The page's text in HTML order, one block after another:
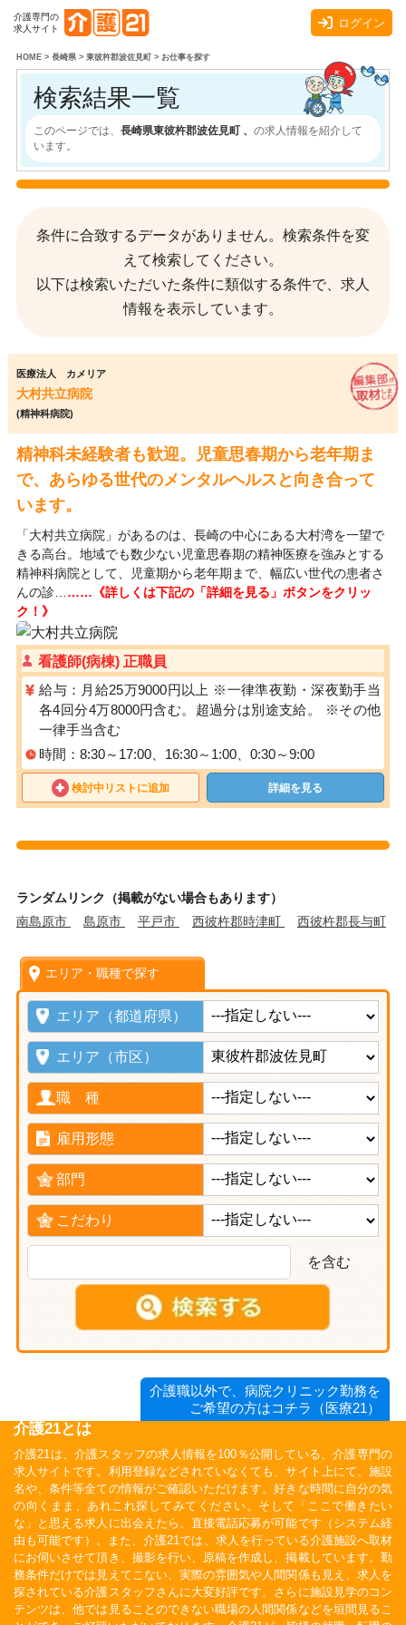
介護専門の
求人サイト
ログイン
HOME> 長崎県> 東彼杵郡波佐見町> お仕事を探す
検索結果一覧
このページでは、 長崎県東彼杵郡波佐見町 、 の求人情報を紹介して
います。
条件に合致するデータがありません。検索条件を変
えて検索してください。
以下は検索いただいた条件に類似する条件で、求人
情報を表示しています。
医療法人 カメリア
大村共立病院
(精神科病院)
精神科未経験者も歓迎。児童思春期から老年期ま
で、あらゆる世代のメンタルヘルスと向き合って
います。
「大村共立病院」があるのは、長崎の中心にある大村湾を一望で
きる高台。地域でも数少ない児童思春期の精神医療を強みとする
精神科病院として、児童期から老年期まで、幅広い世代の患者さ
んの診… ……《詳しくは下記の「詳細を見る」ボタンをクリッ
ク！》
看護師(病棟) 正職員
給与：月給25万9000円以上 ※一律準夜勤・深夜勤手当
各4回分4万8000円含む。超過分は別途支給。 ※その他
一律手当含む
時間：8:30～17:00、16:30～1:00、0:30～9:00
検討中リストに追加 詳細を見る
ランダムリンク（掲載がない場合もあります）
南島原市
島原市 平戸市 西彼杵郡時津町 西彼杵郡長与町
エリア・職種で探す
エリア（都道府県）
エリア（市区）
職 種
雇用形態
部門
こだわり
を含む
介護職以外で、病院クリニック勤務を
ご希望の方はコチラ（医療21）
介護21とは
介護21は、介護スタッフの求人情報を100％公開している、介護専門の
求人サイトです。利用登録などされていなくても、サイト上にて、施設
名や、条件等全ての情報がご確認いただけます。好きな時間に自分の気
の向くまま、あれこれ探してみてください。そして「ここで働きたい
な」と思える求人に出会えたら、直接電話応募が可能です（システム経
由も可能です）。また、介護21では、求人を行っている介護施設へ取材
にお伺いさせて頂き、撮影を行い、原稿を作成し、掲載しています。勤
務条件だけでは見えてこない、実際の雰囲気や人間関係も見え、求人を
探されている介護スタッフさんに大変好評です。さらに施設見学のコン
テンツは、他では見ることのできない職場の人間関係などを垣間見るこ